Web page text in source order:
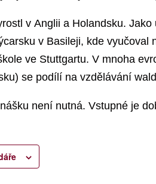
v Anglii a Holandsku.
v Basileji, kde
ve Stuttgartu. V mnoha
se podílí na vzdělávání
není nutná. Vstupné je